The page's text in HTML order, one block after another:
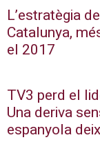
L’estratègia
Catalunya,
el 2017
TV3 perd el
Una deriva
espanyola